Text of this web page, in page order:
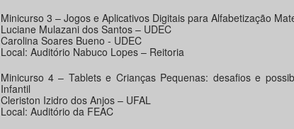
Minicurso 3 – Jogos e Aplicativos Digitais para Alfabetização
Luciane Mulazani dos Santos – UDEC
Carolina Soares Bueno - UDEC
Local: Auditório Nabuco Lopes – Reitoria
Minicurso 4 – Tablets e Crianças Pequenas: desafios e
Infantil
Cleriston Izidro dos Anjos – UFAL
Local: Auditório da FEAC